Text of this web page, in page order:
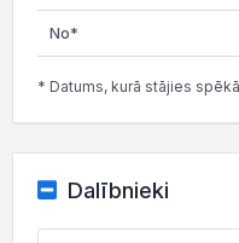
* Datums, kurā stājies
Dalībnieki